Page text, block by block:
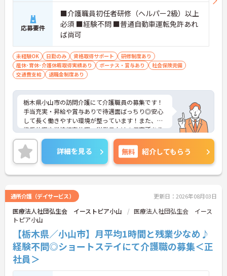
応募要件
■介護職員初任者研修（ヘルパー2級）以上
必須 ■経験不問 ■普通自動車運転免許あれ
ば尚可
未経験OK 日勤のみ 資格取得サポート
研修制度あり
産休･育休･介護休暇取得実績あり
ボーナス・賞与あり
社会保険完備
交通費支給
退職金制度あり
栃木県小山市の訪問介護にて介護職員の募集です！
手当充実・昇給や賞与ありで待遇面ばっちり◎安心
して長く働きやすい環境が整っています！また、家
族愛休暇や学校行事休暇、従業員向けの保育所あり
でご家族がいる方でも安心♪駅から徒歩7分と好立
地で通勤しやすい職場なのもうれしいポイント！ご
興味のある方は面接ポイントをお伝えしますので、
お気軽にご連絡ください！
詳細を見る 無料 紹介してもらう
通所介護（デイサービス） 更新日：2026年08月03日
医療法人社団弘生会 イーストピア小山
医療法人社団弘生会 イース
トピア小山
【栃木県／小山市】月平均1時間と残業少なめ♪
経験不問◎ショートステイにて介護職の募集＜正
社員＞